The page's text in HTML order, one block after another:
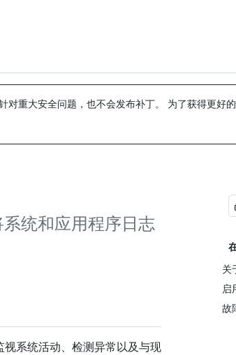
对重大安全问题，也不会发布补丁。 为了获得更好
系统和应用程序日志
关
启
故
系统活动、检测异常以及与现